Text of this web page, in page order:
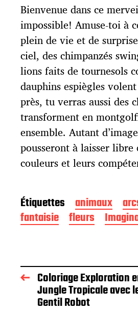
e
p
u
b
l
i
c
a
t
i
o
n
Bienvenue dans ce
impossible! Amuse-toi à
plein de vie et de
ciel, des chimpanzés
lions faits de tournesols
dauphins espiègles
près, tu verras aussi des
transforment en
ensemble. Autant
pousseront à laisser
couleurs et leurs
Étiquettes animaux
fantaisie fleurs
Coloriage Exploration
Jungle Tropicale avec
Gentil Robot